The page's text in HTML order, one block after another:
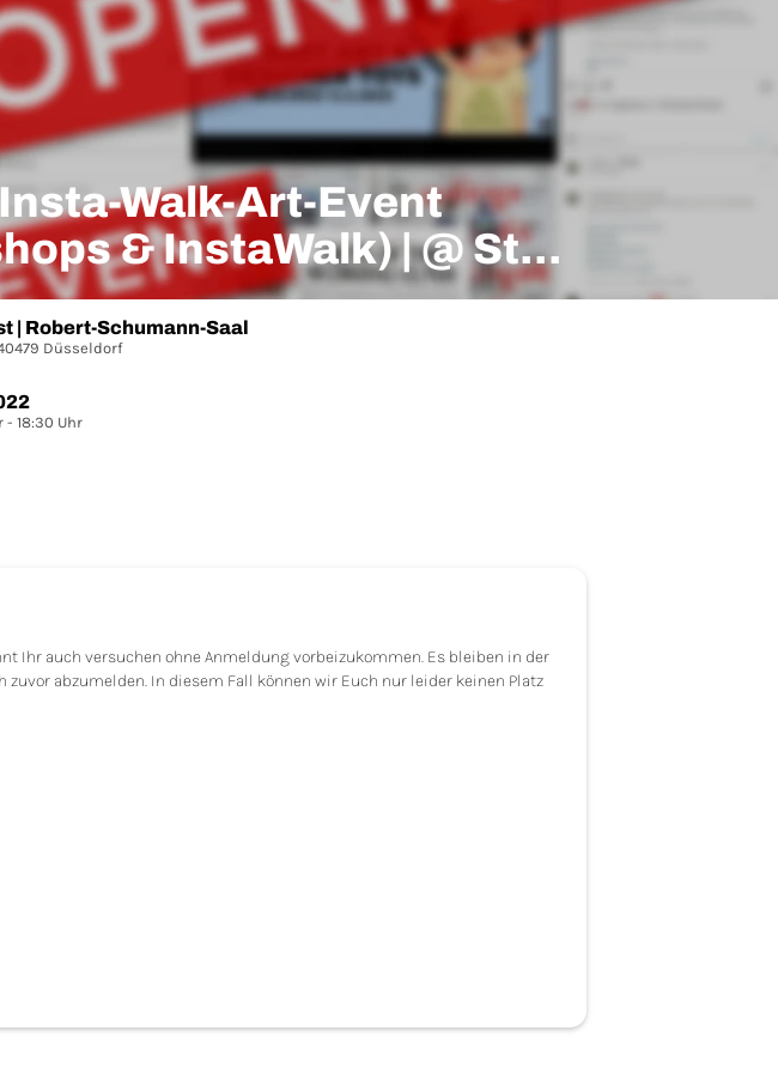
& InstaWalk) | @ Start
| Robert-Schumann-Saal
Düsseldorf
- 18:30 Uhr
Ihr auch versuchen ohne Anmeldung vorbeizukommen. Es bleiben in der
abzumelden. In diesem Fall können wir Euch nur leider keinen Platz